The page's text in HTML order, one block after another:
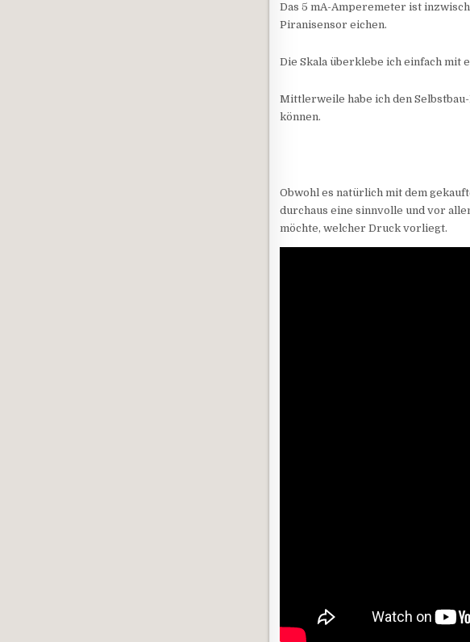
Das 5 mA-Amperemeter ist
Piranisensor eichen.
Die Skala überklebe ich einfach mit
Mittlerweile habe ich den
können.
Obwohl es natürlich mit dem
durchaus eine sinnvolle und vor
möchte, welcher Druck vorliegt.